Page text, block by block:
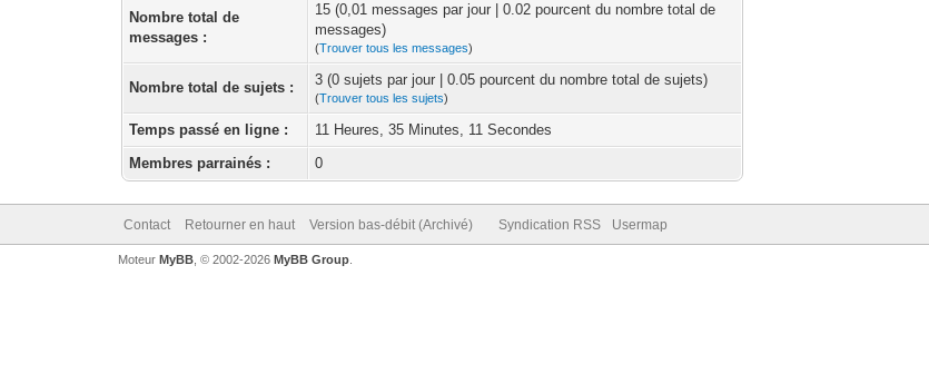
Nombre total de
messages :
15 (0,01 messages par jour | 0.02 pourcent du nombre total de
messages)
(Trouver tous les messages)
Nombre total de sujets : 3 (0 sujets par jour | 0.05 pourcent du nombre total de sujets)
(Trouver tous les sujets)
Temps passé en ligne :
11 Heures, 35 Minutes, 11 Secondes
Membres parrainés :
0
Contact Retourner en haut Version bas-débit (Archivé) Syndication RSS Usermap
Moteur MyBB, © 2002-2026 MyBB Group.